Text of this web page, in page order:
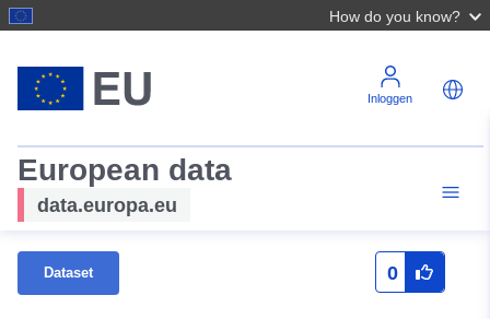
How do you know?
Inloggen
European data
data.europa.eu
Dataset 0